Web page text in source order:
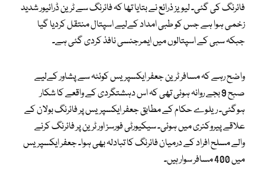
فائرنگ کی گئی۔ لیویز ذرائع نے بتایا تھا کہ فائرنگ سے ٹرین ڈرائیور شدید
زخمی ہوا ہے جس کو طبی امداد کےلیے اسپتال منتقل کردیا گیا
جبکہ سبی کے اسپتالوں میں ایمرجنسی نافذ کردی گئی ہے۔
واضح رہے کہ مسافر ٹرین جعفر ایکسپریس کوئٹہ سے پشاور کےلیے
صبح 9 بجے روانہ ہوئی تھی کہ اس دہشتگردی کے واقعے کا شکار
ہوگئی۔ ریلوے حکام کے مطابق جعفر ایکسپریس پر فائرنگ بولان کے
علاقے پیروکنری میں ہوئی۔ سیکیورٹی فورسز اور ٹرین پر فائرنگ کرنے
والے مسلح افراد کے درمیان فائرنگ کا تبادلہ بھی ہوا۔ جعفر ایکسپریس
میں 400 مسافر سوار ہیں۔